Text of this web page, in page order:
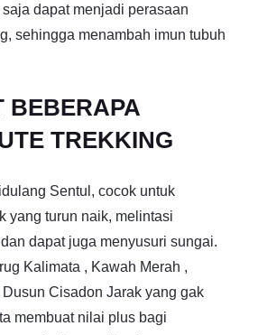
saja dapat menjadi perasaan
sehingga menambah imun tubuh
BEBERAPA
TREKKING
Sentul, cocok untuk
yang turun naik, melintasi
dapat juga menyusuri sungai.
Kalimata , Kawah Merah ,
Cisadon Jarak yang gak
membuat nilai plus bagi